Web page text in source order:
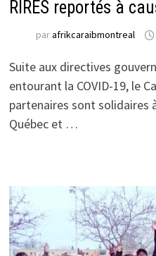
RIRES reportés à
parafrikcaraibmontreal
Suite aux directives
entourant la COVID-19, le
partenaires sont solidaires
Québec et …